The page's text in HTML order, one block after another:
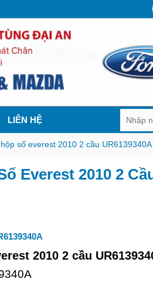
LIÊN HỆ
số everest 2010 2 cầu UR6139340A
Everest 2010 2
2010 2 cầu